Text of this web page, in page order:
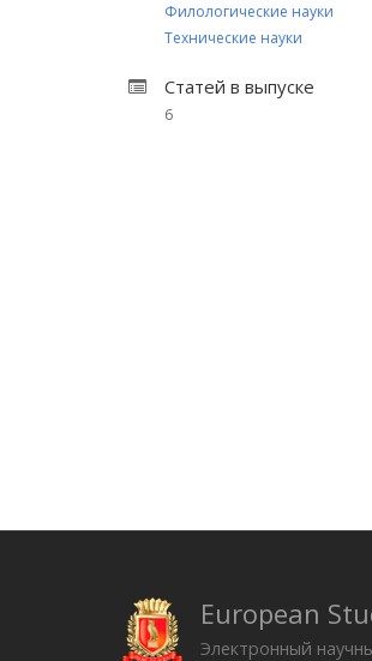
Филологические науки
Технические науки
Статей в выпуске
6
European
Электронный